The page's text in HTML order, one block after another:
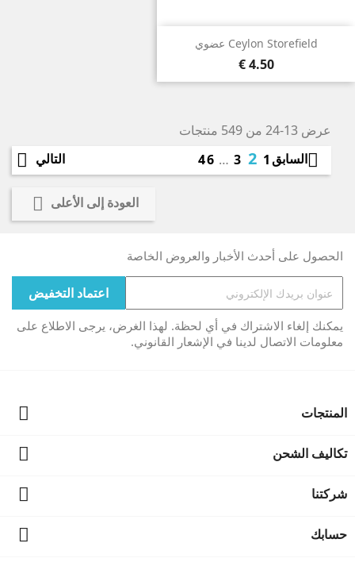
Ceylon Storefield عضوي
4.50 €
عرض 13-24 من 549 منتجات
السابق1
2
3
…
46 التالي 
العودة إلى الأعلى 
الحصول على أحدث الأخبار والعروض الخاصة
يمكنك إلغاء الاشتراك في أي لحظة. لهذا الغرض، يرجى الاطلاع على
معلومات الاتصال لدينا في الإشعار القانوني.
المنتجات 
تكاليف الشحن 
شركتنا 
حسابك 